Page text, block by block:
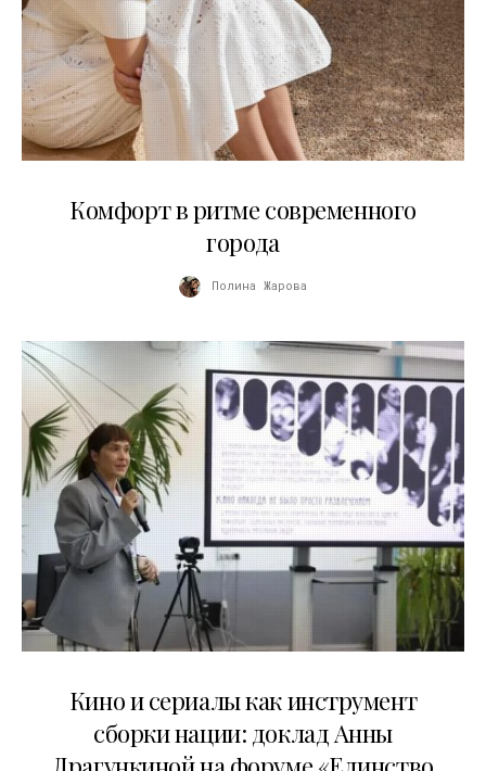
Комфорт в ритме современного
города
Полина Жарова
Кино и сериалы как инструмент
сборки нации: доклад Анны